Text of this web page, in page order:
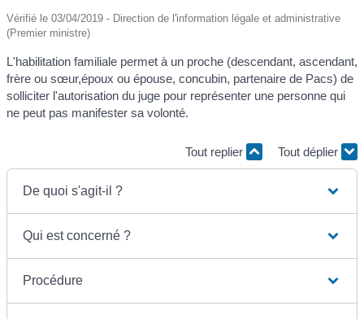
Vérifié le 03/04/2019 - Direction de l'information légale et administrative
(Premier ministre)
L'habilitation familiale permet à un proche (descendant, ascendant,
frère ou sœur,époux ou épouse, concubin, partenaire de Pacs) de
solliciter l'autorisation du juge pour représenter une personne qui
ne peut pas manifester sa volonté.
Tout replier Tout déplier
De quoi s'agit-il ?
Qui est concerné ?
Procédure